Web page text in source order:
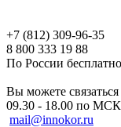
+7 (812) 309-96-35
8 800 333 19 88
По России бесплатно
Вы можете
09.30 - 18.00 по МСК
mail@innokor.ru